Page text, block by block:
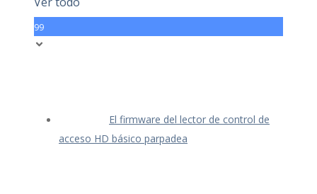
99
El firmware del lector de control de
acceso HD básico parpadea